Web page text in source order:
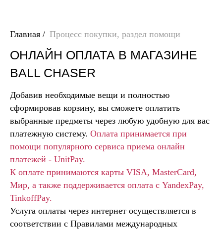
Главная / Процесс покупки, раздел помощи
ОНЛАЙН ОПЛАТА В МАГАЗИНЕ
BALL CHASER
Добавив необходимые вещи и полностью
сформировав корзину, вы сможете оплатить
выбранные предметы через любую удобную для вас
платежную систему. Оплата принимается при
помощи популярного сервиса приема онлайн
платежей - UnitPay.
К оплате принимаются карты VISA, MasterCard,
Мир, а также поддерживается оплата с YandexPay,
TinkoffPay.
Услуга оплаты через интернет осуществляется в
соответствии с Правилами международных